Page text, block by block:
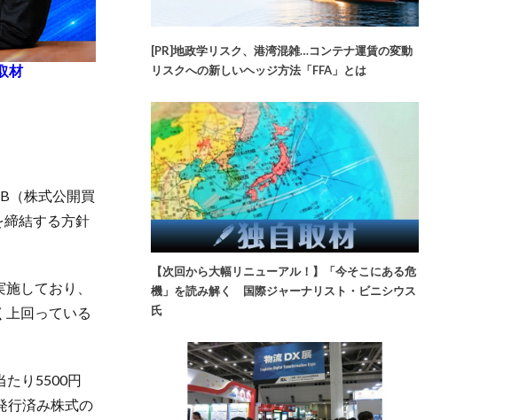
材
（株式公開買
結する方針
しており、
回っている
たり5500円
行済み株式の
[PR]地政学リスク、港湾混雑…コンテナ運賃の変動
リスクへの新しいヘッジ方法「FFA」とは
【次回から大幅リニューアル！】「今そこにある危
機」を読み解く 国際ジャーナリスト・ビニシウス
氏